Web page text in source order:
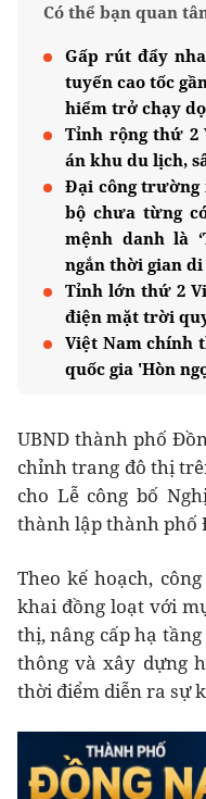
Có thể bạn quan
Gấp rút đẩy
tuyến cao tốc
hiểm trở chạy
Tỉnh rộng thứ 2
án khu du lịch,
Đại công trường
bộ chưa từng
mệnh danh là
ngắn thời gian
Tỉnh lớn thứ 2
điện mặt trời
Việt Nam chính
quốc gia 'Hòn
UBND thành phố
chỉnh trang đô thị
cho Lễ công bố
thành lập thành phố
Theo kế hoạch,
khai đồng loạt với
thị, nâng cấp hạ
thông và xây dựng
thời điểm diễn ra sự